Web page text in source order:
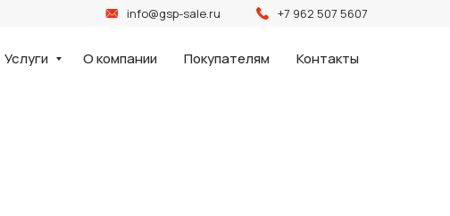
info@gsp-sale.ru +7 962 507 5607
Услуги О компании Покупателям Контакты